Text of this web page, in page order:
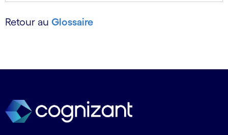
Retour au Glossaire